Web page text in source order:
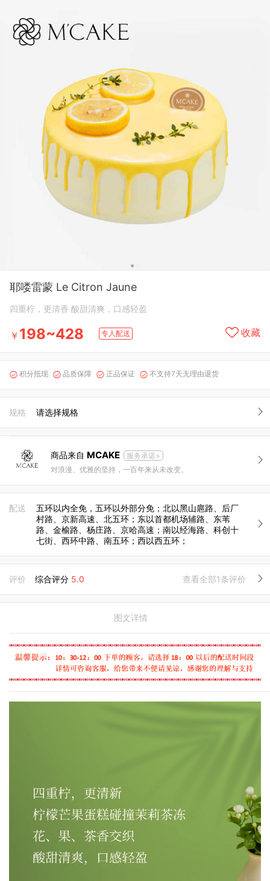
耶喽雷蒙 Le Citron Jaune
四重柠，更清香 酸甜清爽，口感轻盈
￥ 198~428 专人配送 收藏
 积分抵现  品质保障  正品保证  不支持7天无理由退货
规格 请选择规格
商品来自 MCAKE
服务承诺>
对浪漫、优雅的坚持，一百年来从未改变。
配送
五环以内全免，五环以外部分免；北以黑山扈路、后厂
村路、京新高速、北五环；东以首都机场辅路、东苇
路、金榆路、杨庄路、京哈高速；南以经海路、科创十
七街、西环中路、南五环；西以西五环；
评价 综合评分 5.0 查看全部1条评价
图文详情